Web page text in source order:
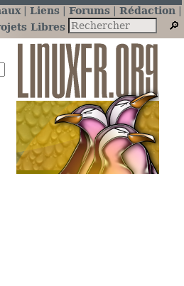
Liens Forums
Rédaction
Libres